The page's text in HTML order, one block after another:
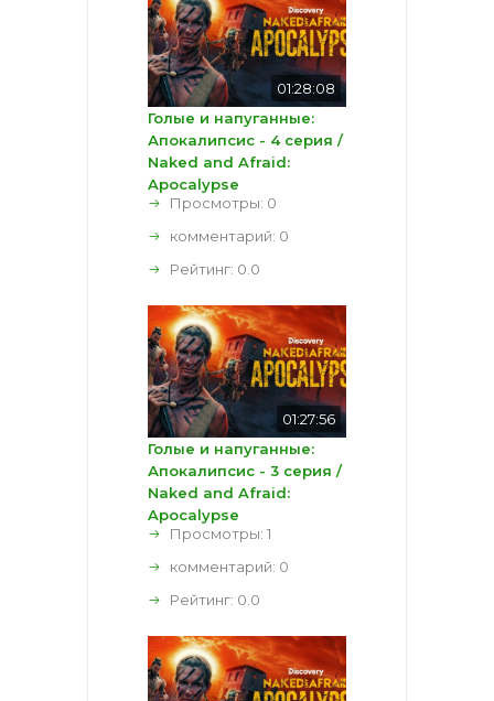
01:28:08
Голые и напуганные:
Апокалипсис - 4 серия /
Naked and Afraid:
Apocalypse
Просмотры: 0
комментарий: 0
Рейтинг: 0.0
01:27:56
Голые и напуганные:
Апокалипсис - 3 серия /
Naked and Afraid:
Apocalypse
Просмотры: 1
комментарий: 0
Рейтинг: 0.0